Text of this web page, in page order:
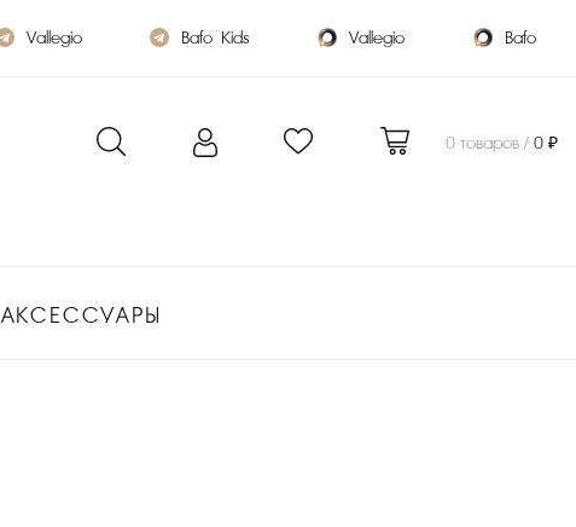
Vallegio Bafo_Kids Vallegio Bafo
0 товаров /0 ₽
АКСЕССУАРЫ